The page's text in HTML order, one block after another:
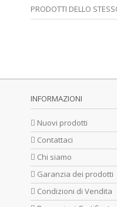
PRODOTTI DELLO
INFORMAZIONI
Nuovi prodotti
Contattaci
Chi siamo
Garanzia dei prodotti
Condizioni di Vendita